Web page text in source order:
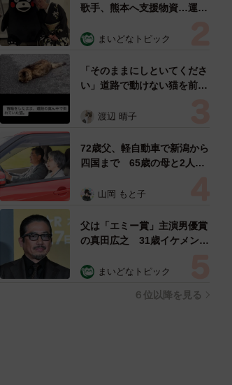
歌手、熊本へ支援物資…運搬
めらい 「痛いほど伝わる」
まいどなトピック
「そのままにしといてくださ
い」道路で動けない猫を前に
ようとした4日間 「命の重
表の訴え
渡辺 晴子
72歳父、軽自動車で新潟から
四国まで 65歳の母と2人で
憩まで分刻み… 「大学生で
山岡 もと子
父は「エミー賞」主演男優賞
の真田広之 31歳イケメン俳
「ガチヒロさんそっくり」
まいどなトピック
６位以降を見る